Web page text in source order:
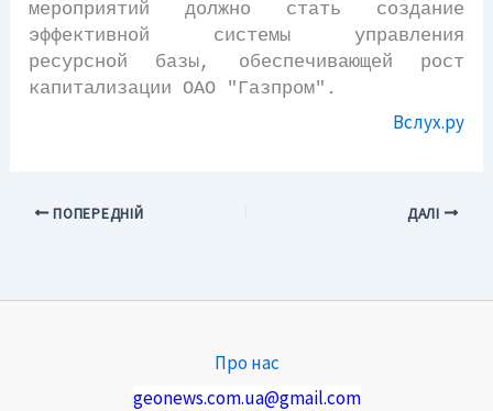
мероприятий должно стать создание
эффективной системы управления
ресурсной базы, обеспечивающей рост
капитализации ОАО "Газпром".
Вслух.ру
ПОПЕРЕДНІЙ ДАЛІ
Про нас
geonews.com.ua@gmail.com